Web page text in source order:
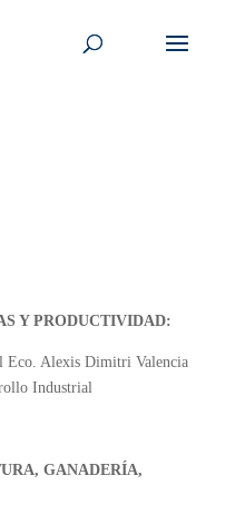
Y PRODUCTIVIDAD:
Eco. Alexis Dimitri Valencia
Industrial
GANADERÍA,